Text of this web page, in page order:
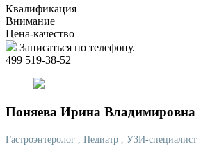
Квалификация
Внимание
Цена-качество
Записаться по телефону.
499 519-38-52
Поняева Ирина Владимировна
Гастроэнтеролог , Педиатр , УЗИ-специалист